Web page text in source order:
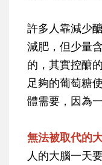
許多人靠減少
減肥，但少量
的，其實控醣
足夠的葡萄糖
體需要，因為
無法被取代的
人的大腦一天